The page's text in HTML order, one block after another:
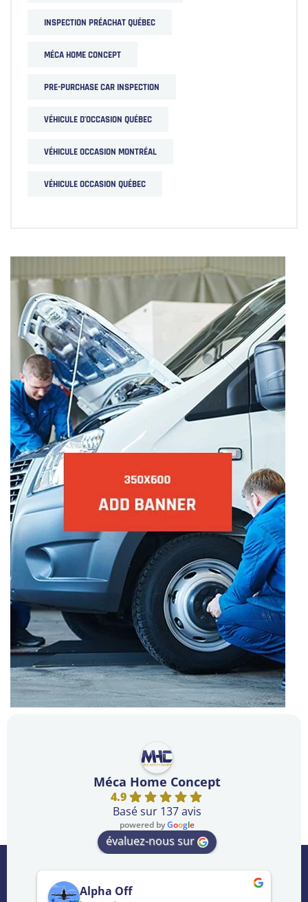
INSPECTION PRÉACHAT QUÉBEC
MÉCA HOME CONCEPT
PRE-PURCHASE CAR INSPECTION
VÉHICULE D’OCCASION QUÉBEC
VÉHICULE OCCASION MONTRÉAL
VÉHICULE OCCASION QUÉBEC
Méca Home Concept
4.9
Basé sur 137 avis
powered byGoogle
évaluez-nous sur
Alpha Off